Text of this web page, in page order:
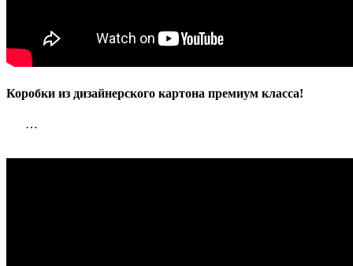
Коробки из дизайнерского картона премиум класса!
…